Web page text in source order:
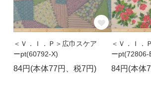
＜Ｖ．Ｉ．Ｐ＞広巾スケア
ーpt(60792-X)
84円(本体77円、税7円)
＜Ｖ．Ｉ．
ーpt(72806-
84円(本体